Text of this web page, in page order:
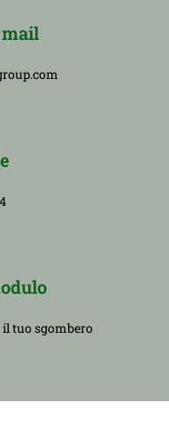
tuo sgombero